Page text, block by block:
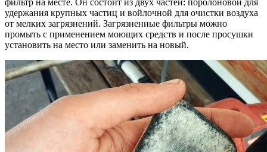
удержания крупных частиц и войлочной для очистки воздуха
от мелких загрязнений. Загрязненные фильтры можно
промыть с применением моющих средств и после просушки
установить на место или заменить на новый.